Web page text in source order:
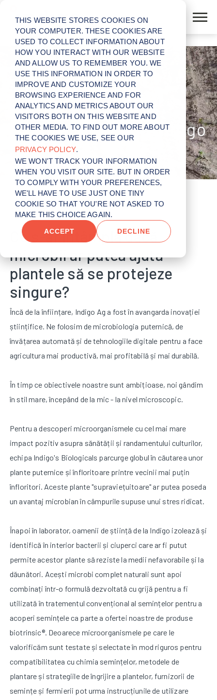
THIS WEBSITE STORES COOKIES ON
YOUR COMPUTER. THESE COOKIES ARE
USED TO COLLECT INFORMATION ABOUT
HOW YOU INTERACT WITH OUR WEBSITE
AND ALLOW US TO REMEMBER YOU. WE
USE THIS INFORMATION IN ORDER TO
IMPROVE AND CUSTOMIZE YOUR
BROWSING EXPERIENCE AND FOR
ANALYTICS AND METRICS ABOUT OUR
VISITORS BOTH ON THIS WEBSITE AND
OTHER MEDIA. TO FIND OUT MORE ABOUT
THE COOKIES WE USE, SEE OUR
PRIVACY POLICY.
WE WON'T TRACK YOUR INFORMATION
WHEN YOU VISIT OUR SITE. BUT IN ORDER
TO COMPLY WITH YOUR PREFERENCES,
WE'LL HAVE TO USE JUST ONE TINY
COOKIE SO THAT YOU'RE NOT ASKED TO
MAKE THIS CHOICE AGAIN.
ACCEPT DECLINE
Știința biologică Indigo
Ce s-ar întâmpla dacă
microbii ar putea ajuta
plantele să se protejeze
singure?
Încă de la înființare, Indigo Ag a fost în avangarda inovației
științifice. Ne folosim de microbiologia puternică, de
învățarea automată și de tehnologiile digitale pentru a face
agricultura mai productivă, mai profitabilă și mai durabilă.
În timp ce obiectivele noastre sunt ambițioase, noi gândim
în stil mare, începând de la mic - la nivel microscopic.
Pentru a descoperi microorganismele cu cel mai mare
impact pozitiv asupra sănătății și randamentului culturilor,
echipa Indigo's Biologicals parcurge globul în căutarea unor
plante puternice și înfloritoare printre vecinii mai puțin
înfloritori. Aceste plante "supraviețuitoare" ar putea poseda
un avantaj microbian în câmpurile supuse unui stres ridicat.
Înapoi în laborator, oamenii de știință de la Indigo izolează și
identifică în interior bacterii și ciuperci care ar fi putut
permite acestor plante să reziste la medii nefavorabile și la
dăunători. Acești microbi complet naturali sunt apoi
combinați într-o formulă dezvoltată cu grijă pentru a fi
utilizată în tratementul convențional al semințelor pentru a
acoperi semințele ca parte a ofertei noastre de produse
biotrinsic®. Deoarece microorganismele pe care le
valorificăm sunt testate și selectate în mod riguros pentru
compatibilitatea cu chimia semințelor, metodele de
plantare și strategiile de îngrijire a plantelor, furnizorii de
semințe și fermierii pot urma instrucțiunile de utilizare